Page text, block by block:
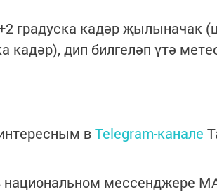
градуска кадәр җылыначак
дип билгеләп үтә
вTelegram-канале
национальном мессенджере